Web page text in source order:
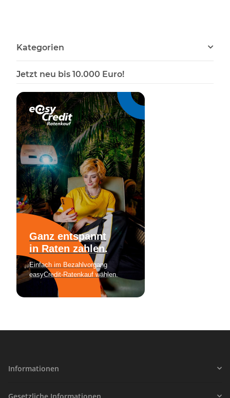
Kategorien
Jetzt neu bis 10.000 Euro!
Informationen
Gesetzliche Informationen